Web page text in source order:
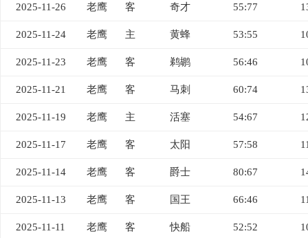
2025-11-26 老鹰 客 奇才 55:77
2025-11-24 老鹰 主 黄蜂 53:55
2025-11-23 老鹰 客 鹈鹕 56:46
2025-11-21 老鹰 客 马刺 60:74
2025-11-19 老鹰 主 活塞 54:67
2025-11-17 老鹰 客 太阳 57:58
2025-11-14 老鹰 客 爵士 80:67
2025-11-13 老鹰 客 国王 66:46
2025-11-11 老鹰 客 快船 52:52